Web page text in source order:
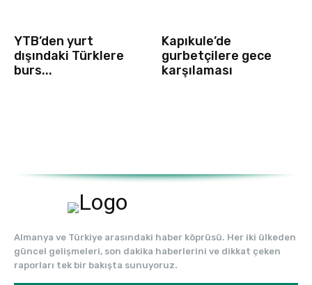
YTB’den yurt
dışındaki Türklere
burs...
Kapıkule’de
gurbetçilere gece
karşılaması
Almanya ve Türkiye arasındaki haber köprüsü. Her iki ülkeden
güncel gelişmeleri, son dakika haberlerini ve dikkat çeken
raporları tek bir bakışta sunuyoruz.